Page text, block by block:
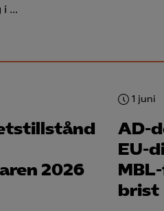
i …
2026
1 juni
AD-
EU-
brist